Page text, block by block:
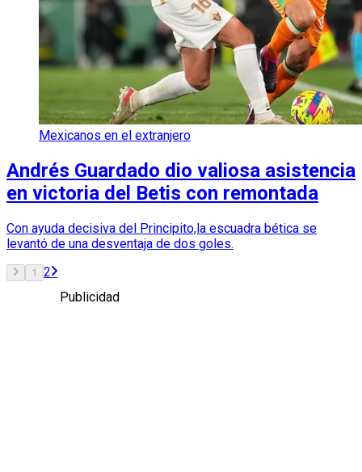
Mexicanos en el extranjero
Andrés Guardado dio valiosa asistencia
en victoria del Betis con remontada
Con ayuda decisiva del Principito,la escuadra bética se
levantó de una desventaja de dos goles.
1
2
Publicidad